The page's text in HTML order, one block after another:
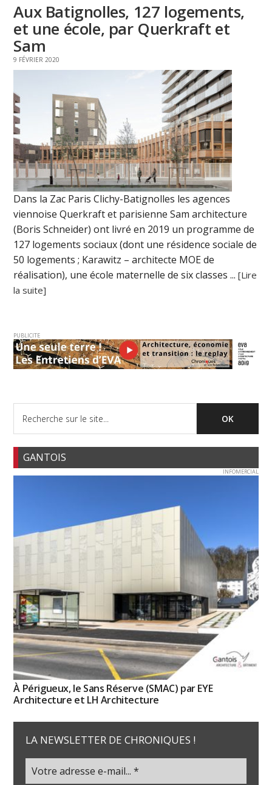
Aux Batignolles, 127 logements,
et une école, par Querkraft et
Sam
9 FÉVRIER 2020
Dans la Zac Paris Clichy-Batignolles les agences
viennoise Querkraft et parisienne Sam architecture
(Boris Schneider) ont livré en 2019 un programme de
127 logements sociaux (dont une résidence sociale de
50 logements ; Karawitz – architecte MOE de
réalisation), une école maternelle de six classes ...[Lire
la suite]
PUBLICITE
GANTOIS
INFOMERCIAL
À Périgueux, le Sans Réserve (SMAC) par EYE
Architecture et LH Architecture
LA NEWSLETTER DE CHRONIQUES !